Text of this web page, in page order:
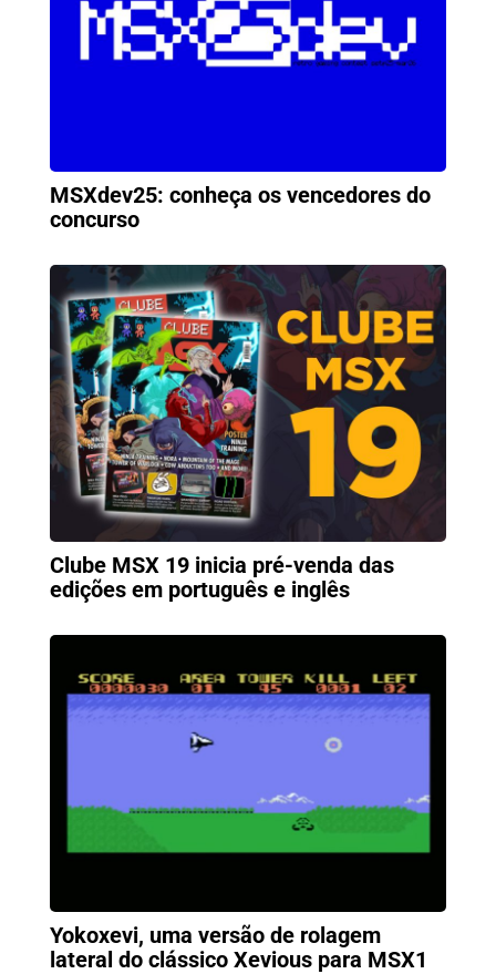
MSXdev25: conheça os vencedores do
concurso
Clube MSX 19 inicia pré-venda das
edições em português e inglês
Yokoxevi, uma versão de rolagem
lateral do clássico Xevious para MSX1